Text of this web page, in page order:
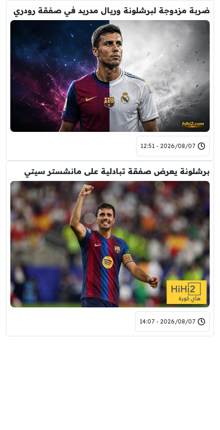
ضربة مزدوجة لبرشلونة وريال مدريد في صفقة رودري
2026/08/07 - 12:51
برشلونة يعرض صفقة تبادلية على مانشستر سيتي
2026/08/07 - 14:07